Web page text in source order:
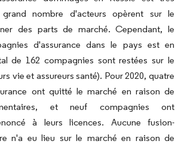
grand nombre d'acteurs opèrent sur le
des parts de marché. Cependant, le
d'assurance dans le pays est en
de 162 compagnies sont restées sur le
vie et assureurs santé). Pour 2020, quatre
ont quitté le marché en raison de
et neuf compagnies ont
à leurs licences. Aucune fusion-
n'a eu lieu sur le marché en raison de